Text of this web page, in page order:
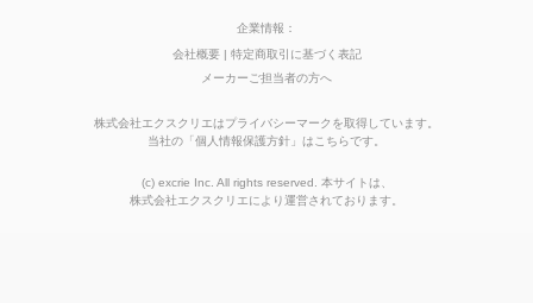
企業情報：
会社概要
特定商取引に基づく表記
メーカーご担当者の方へ
株式会社エクスクリエはプライバシーマークを取得しています。
当社の 「個人情報保護方針 」はこちらです。
(c) excrie Inc. All rights reserved. 本サイトは、
株式会社エクスクリエにより運営されております。